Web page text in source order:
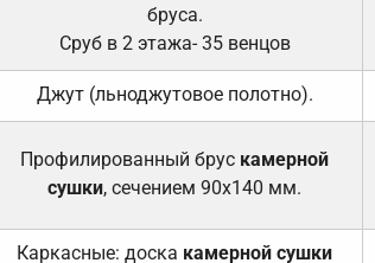
бруса.
Сруб в 2 этажа- 35 венцов
Джут (льноджутовое полотно).
Профилированный брус камерной
сушки, сечением 90х140 мм.
Каркасные: доска камерной сушки